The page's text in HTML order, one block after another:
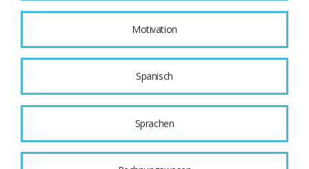
Motivation
Spanisch
Sprachen